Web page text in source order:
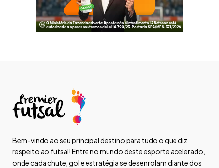
Bem-vindo ao seu principal destino para tudo o que diz
respeito ao futsal! Entre no mundo deste esporte acelerado,
onde cada chute, gol e estratégia se desenrolam diante dos